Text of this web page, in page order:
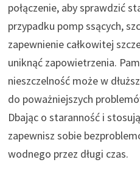
połączenie, aby sprawdzić
przypadku pomp ssących,
zapewnienie całkowitej
uniknąć zapowietrzenia.
nieszczelność może w
do poważniejszych
Dbając o staranność i
zapewnisz sobie
wodnego przez długi czas.